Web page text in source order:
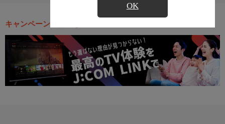
OK
キャンペーン・お得な情報